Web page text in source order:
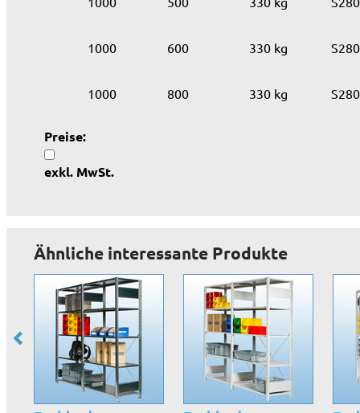
1000 600 330 kg
1000 800 330 kg
Preise:
exkl. MwSt.
Ähnliche interessante Produkte